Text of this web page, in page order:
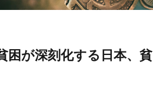
困が深刻化する日本、